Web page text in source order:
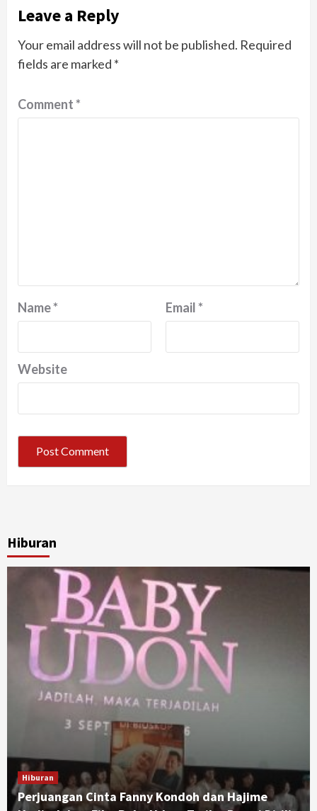
Leave a Reply
Your email address will not be published. Required
fields are marked *
Comment*
Name* Email*
Website
Hiburan
Hiburan
Perjuangan Cinta Fanny Kondoh dan Hajime